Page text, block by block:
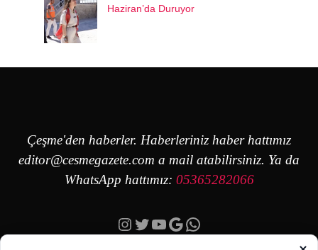
Haziran’da Duruyor
Çeşme'den haberler. Haberleriniz haber hattımız
editor@cesmegazete.com a mail atabilirsiniz. Ya da
WhatsApp hattımız: 05365282066
Instagram
Twitter
YouTube
Google
https://wa.me/